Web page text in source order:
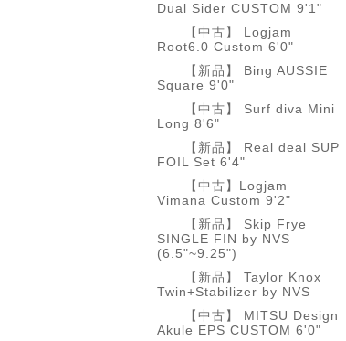
Dual Sider CUSTOM 9'1"
【中古】 Logjam
Root6.0 Custom 6'0"
【新品】 Bing AUSSIE
Square 9'0"
【中古】 Surf diva Mini
Long 8'6"
【新品】 Real deal SUP
FOIL Set 6'4"
【中古】Logjam
Vimana Custom 9'2"
【新品】 Skip Frye
SINGLE FIN by NVS
(6.5"~9.25")
【新品】 Taylor Knox
Twin+Stabilizer by NVS
【中古】 MITSU Design
Akule EPS CUSTOM 6'0"